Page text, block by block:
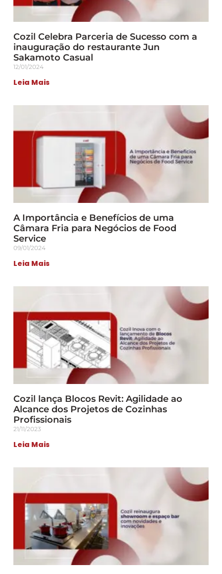
Cozil Celebra Parceria de Sucesso com a
inauguração do restaurante Jun
Sakamoto Casual
12/01/2024
Leia Mais
A Importância e Benefícios de uma
Câmara Fria para Negócios de Food
Service
09/01/2024
Leia Mais
Cozil lança Blocos Revit: Agilidade ao
Alcance dos Projetos de Cozinhas
Profissionais
21/11/2023
Leia Mais